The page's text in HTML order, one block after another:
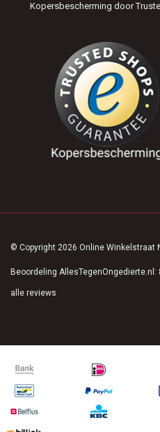
Kopersbescherming door
© Copyright 2026 Online Winkelstraat
Beoordeling AllesTegenOngedierte.nl :
alle reviews